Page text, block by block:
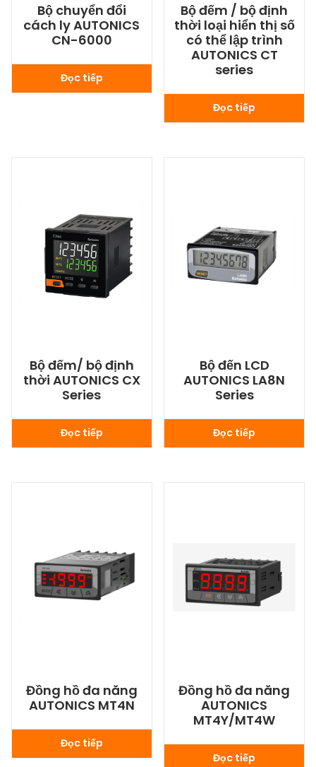
Bộ chuyển đổi
cách ly AUTONICS
CN-6000
Đọc tiếp
Bộ đếm / bộ định
thời loại hiển thị số
có thể lập trình
AUTONICS CT
series
Đọc tiếp
Bộ đếm/ bộ định
thời AUTONICS CX
Series
Đọc tiếp
Bộ đến LCD
AUTONICS LA8N
Series
Đọc tiếp
Đồng hồ đa năng
AUTONICS MT4N
Đọc tiếp
Đồng hồ đa năng
AUTONICS
MT4Y/MT4W
Đọc tiếp